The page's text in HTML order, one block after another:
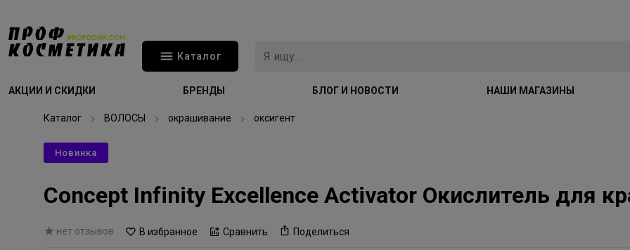
Каталог
АКЦИИ И СКИДКИ БРЕНДЫ БЛОГ И НОВОСТИ НАШИ МАГАЗИНЫ
Каталог ВОЛОСЫ окрашивание оксигент
Новинка
Concept Infinity Excellence Activator Окислитель для
нет отзывов В избранное Сравнить Поделиться